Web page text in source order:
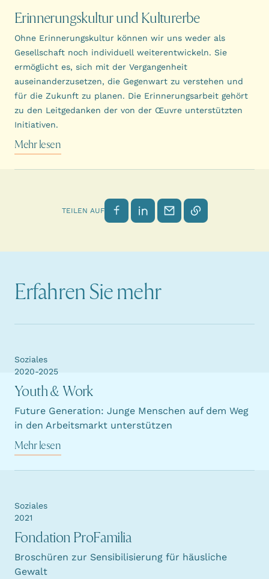
Erinnerungskultur und Kulturerbe
Ohne Erinnerungskultur können wir uns weder als
Gesellschaft noch individuell weiterentwickeln. Sie
ermöglicht es, sich mit der Vergangenheit
auseinanderzusetzen, die Gegenwart zu verstehen und
für die Zukunft zu planen. Die Erinnerungsarbeit gehört
zu den Leitgedanken der von der Œuvre unterstützten
Initiativen.
Mehr lesen
TEILEN AUF Auf Facebook teilen
Auf LinkedIn teilen
Per E-Mail senden
Link kopieren
Erfahren Sie mehr
Youth & Work
Future Generation: Junge Menschen auf dem Weg
in den Arbeitsmarkt unterstützen
Soziales
2020-2025
Mehr lesen
Fondation ProFamilia
Broschüren zur Sensibilisierung für häusliche
Gewalt
Soziales
2021